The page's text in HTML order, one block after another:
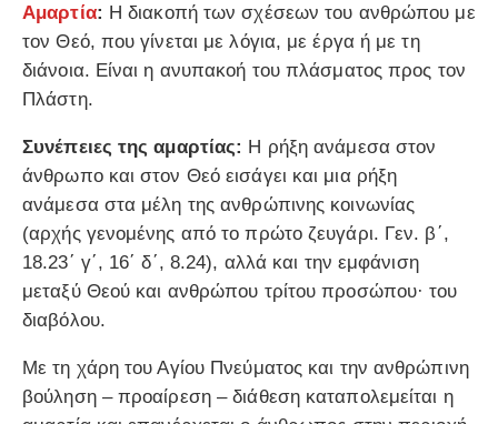
Αμαρτία: Η διακοπή των σχέσεων του ανθρώπου με
τον Θεό, που γίνεται με λόγια, με έργα ή με τη
διάνοια. Είναι η ανυπακοή του πλάσματος προς τον
Πλάστη.
Συνέπειες της αμαρτίας: Η ρήξη ανάμεσα στον
άνθρωπο και στον Θεό εισάγει και μια ρήξη
ανάμεσα στα μέλη της ανθρώπινης κοινωνίας
(αρχής γενομένης από το πρώτο ζευγάρι. Γεν. β΄,
18.23΄ γ΄, 16΄ δ΄, 8.24), αλλά και την εμφάνιση
μεταξύ Θεού και ανθρώπου τρίτου προσώπου· του
διαβόλου.
Με τη χάρη του Αγίου Πνεύματος και την ανθρώπινη
βούληση – προαίρεση – διάθεση καταπολεμείται η